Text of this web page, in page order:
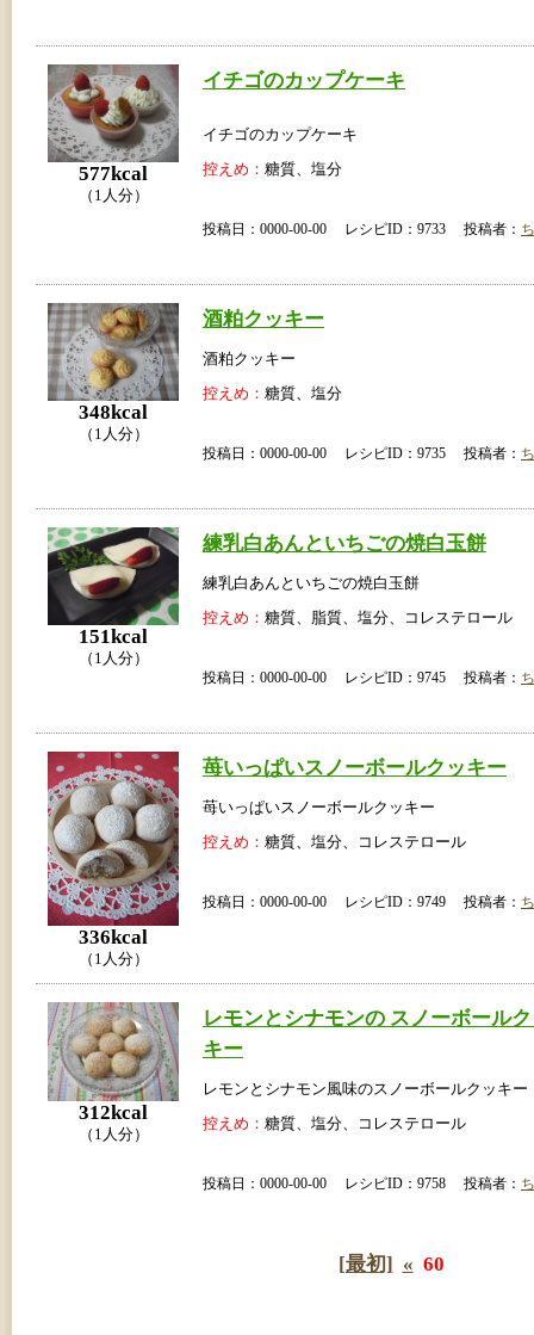
577kcal
（1人分）
イチゴのカップケーキ
イチゴのカップケーキ
控えめ： 糖質、塩分
投稿日：0000-00-00 レシピID：9733 投稿者：
348kcal
（1人分）
酒粕クッキー
酒粕クッキー
控えめ： 糖質、塩分
投稿日：0000-00-00 レシピID：9735 投稿者：
151kcal
（1人分）
練乳白あんといちごの焼白玉餅
練乳白あんといちごの焼白玉餅
控えめ： 糖質、脂質、塩分、コレステロール
投稿日：0000-00-00 レシピID：9745 投稿者：
336kcal
（1人分）
苺いっぱいスノーボールクッキー
苺いっぱいスノーボールクッキー
控えめ： 糖質、塩分、コレステロール
投稿日：0000-00-00 レシピID：9749 投稿者：
312kcal
（1人分）
レモンとシナモンの スノーボール
キー
レモンとシナモン風味のスノーボールクッキー
控えめ： 糖質、塩分、コレステロール
投稿日：0000-00-00 レシピID：9758 投稿者：
[最初] « 60